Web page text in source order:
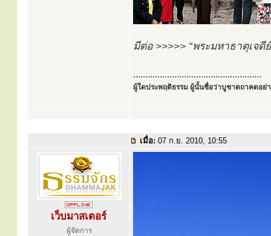
มีต่อ >>>>> “พระมหาธาตุเจ
.....................................................
ผู้ใดประพฤติธรรม ผู้นั้นชื่อว่าบูชาตถาคตอย่า
เมื่อ: 07 ก.ย. 2010, 10:55
เว็บมาสเตอร์
ผู้จัดการ